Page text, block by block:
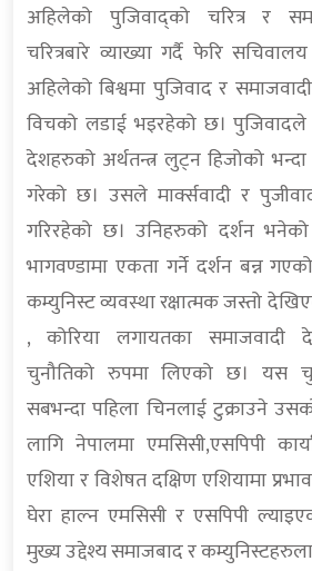
अहिलेको पुजिवाद्को चरित्र र
चरित्रबारे व्याख्या गर्दै फेरि
अहिलेको बिश्वमा पुजिवाद र
विचको लडाई भइरहेको छ। पुजिवादले
देशहरुको अर्थतन्त्र लुट्न हिजोको
गरेको छ। उसले मार्क्सवादी र
गरिरहेको छ। उनिहरुको दर्शन
भागवण्डामा एकता गर्ने दर्शन बन्न
कम्युनिस्ट व्यवस्था रक्षात्मक जस्तो
, कोरिया लगायतका समाजवादी
चुनौतिको रुपमा लिएको छ। यस
सबभन्दा पहिला चिनलाई टुक्राउने
लागि नेपालमा एमसिसी,एसपिपी
एशिया र विशेषत दक्षिण एशियामा
घेरा हाल्न एमसिसी र एसपिपी
मुख्य उद्देश्य समाजबाद र